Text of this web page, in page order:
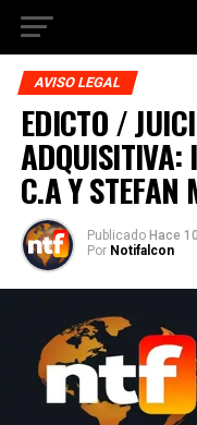
AVISO LEGAL
EDICTO /
ADQUISITIVA:
C.A Y STEFAN
Publicado Hace
Por Notifalcon